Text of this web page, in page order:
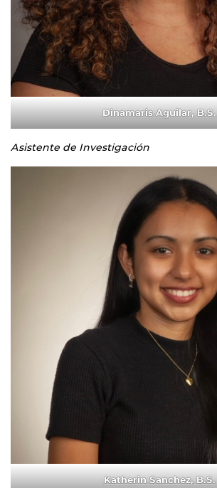
Dinamaris Aguilar, B.S.
Asistente de Investigación
Katherin Sanchez, B.S.